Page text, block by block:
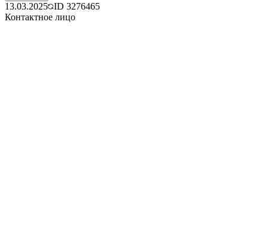
13.03.2025 ID 3276465
Контактное лицо